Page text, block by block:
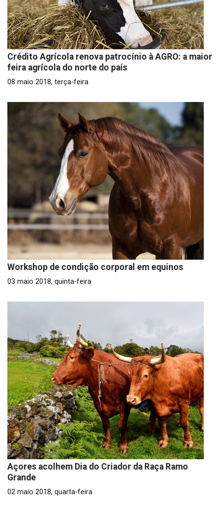
Crédito Agrícola renova patrocínio à AGRO: a maior
feira agrícola do norte do país
08 maio 2018, terça-feira
Workshop de condição corporal em equinos
03 maio 2018, quinta-feira
Açores acolhem Dia do Criador da Raça Ramo
Grande
02 maio 2018, quarta-feira